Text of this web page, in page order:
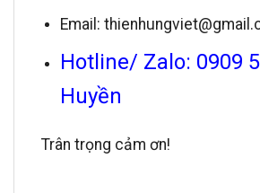
Email:
Hotline/ Zalo: 0909
Huyền
Trân trọng cảm ơn!